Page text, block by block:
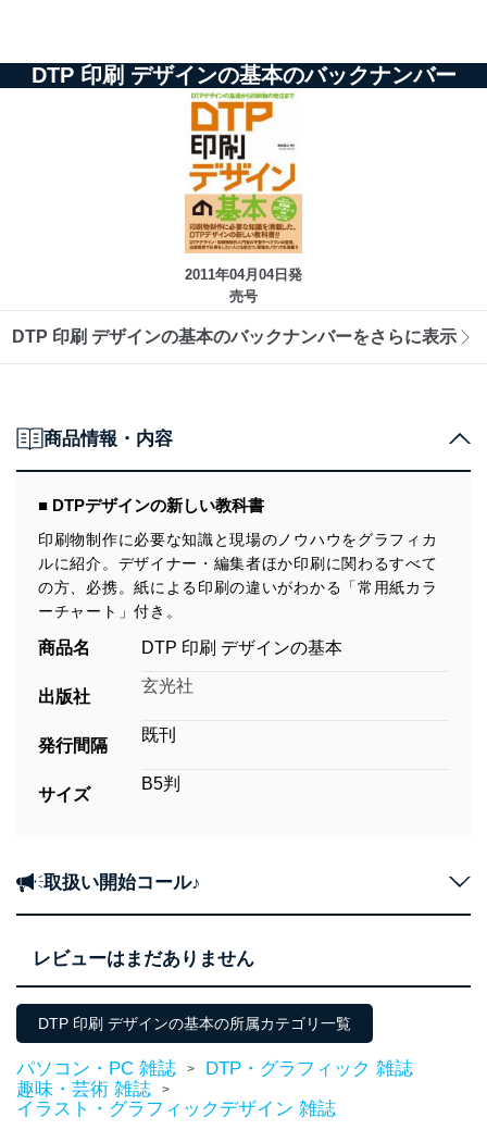
DTP 印刷 デザインの基本のバックナンバー
2011年04月04日発
売号
DTP 印刷 デザインの基本のバックナンバーをさらに表示
商品情報・内容
■ DTPデザインの新しい教科書
印刷物制作に必要な知識と現場のノウハウをグラフィカ
ルに紹介。デザイナー・編集者ほか印刷に関わるすべて
の方、必携。紙による印刷の違いがわかる「常用紙カラ
ーチャート」付き。
商品名 DTP 印刷 デザインの基本
出版社
玄光社
発行間隔
既刊
サイズ
B5判
取扱い開始コール♪
レビューはまだありません
DTP 印刷 デザインの基本の所属カテゴリ一覧
パソコン・PC 雑誌 >
DTP・グラフィック 雑誌
趣味・芸術 雑誌
>
イラスト・グラフィックデザイン 雑誌